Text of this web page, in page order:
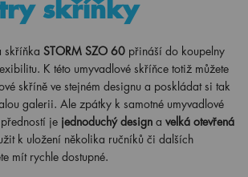
skříňky
skříňka STORM SZO 60 přináší do koupelny
K této umyvadlové skříňce totiž můžete
skříně ve stejném designu a poskládat si tak
galerii. Ale zpátky k samotné umyvadlové
je jednoduchý design a velká otevřená
k uložení několika ručníků či dalších
mít rychle dostupné.